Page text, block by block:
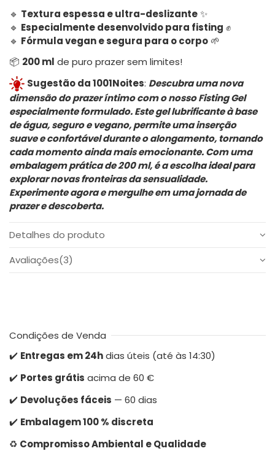
🔹 Textura espessa e ultra-deslizante✨
🔹 Especialmente desenvolvido para fisting ✊
🔹 Fórmula vegan e segura para o corpo 🌱
📦 200 ml de puro prazer sem limites!
Sugestão da 1001Noites: Descubra uma nova
dimensão do prazer íntimo com o nosso Fisting Gel
especialmente formulado. Este gel lubrificante à base
de água, seguro e vegano, permite uma inserção
suave e confortável durante o alongamento, tornando
cada momento ainda mais emocionante. Com uma
embalagem prática de 200 ml, é a escolha ideal para
explorar novas fronteiras da sensualidade.
Experimente agora e mergulhe em uma jornada de
prazer e descoberta.
Detalhes do produto
Avaliações(3)
Condições de Venda
✔️ Entregas em 24hdias úteis (até às 14:30)
✔️ Portes grátis acima de 60 €
✔️ Devoluções fáceis — 60 dias
✔️ Embalagem 100 % discreta
♻️ Compromisso Ambiental e Qualidade